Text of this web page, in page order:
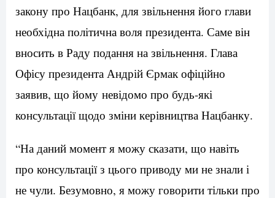
закону про Нацбанк, для звільнення його глави
необхідна політична воля президента. Саме він
вносить в Раду подання на звільнення. Глава
Офісу президента Андрій Єрмак офіційно
заявив, що йому невідомо про будь-які
консультації щодо зміни керівництва Нацбанку.
“На даний момент я можу сказати, що навіть
про консультації з цього приводу ми не знали і
не чули. Безумовно, я можу говорити тільки про